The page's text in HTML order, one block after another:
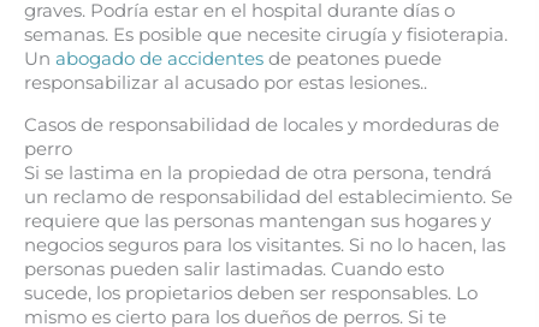
graves. Podría estar en el hospital durante días o
semanas. Es posible que necesite cirugía y fisioterapia.
Un abogado de accidentes de peatones puede
responsabilizar al acusado por estas lesiones..
Casos de responsabilidad de locales y mordeduras de
perro
Si se lastima en la propiedad de otra persona, tendrá
un reclamo de responsabilidad del establecimiento. Se
requiere que las personas mantengan sus hogares y
negocios seguros para los visitantes. Si no lo hacen, las
personas pueden salir lastimadas. Cuando esto
sucede, los propietarios deben ser responsables. Lo
mismo es cierto para los dueños de perros. Si te